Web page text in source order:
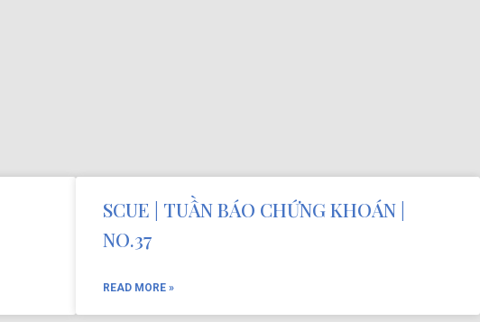
SCUE | TUẦN BÁO CHỨNG KHOÁN |
NO.37
READ MORE »